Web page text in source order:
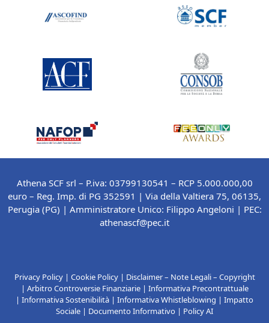
Athena SCF srl – P.iva: 03799130541 – RCP 5.000.000,00
euro – Reg. Imp. di PG 352591 | Via della Valtiera 75, 06135,
Perugia (PG) | Amministratore Unico: Filippo Angeloni | PEC:
athenascf@pec.it
Privacy Policy| Cookie Policy| Disclaimer – Note Legali – Copyright
| Arbitro Controversie Finanziarie| Informativa Precontrattuale
| Informativa Sostenibilità | Informativa Whistleblowing | Impatto
Sociale | Documento Informativo | Policy AI